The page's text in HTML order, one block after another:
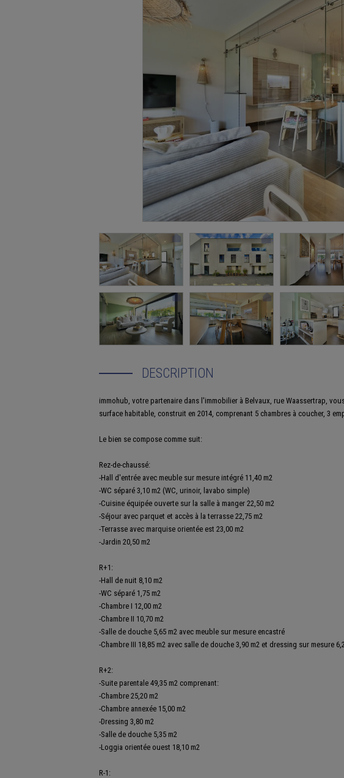
DESCRIPTION
immohub, votre partenaire dans l'immobilier à Belvaux, rue Waassertrap,
surface habitable, construit en 2014, comprenant 5 chambres à coucher, 3
Le bien se compose comme suit:
Rez-de-chaussé:
-Hall d'entrée avec meuble sur mesure intégré 11,40 m2
-WC séparé 3,10 m2 (WC, urinoir, lavabo simple)
-Cuisine équipée ouverte sur la salle à manger 22,50 m2
-Séjour avec parquet et accès à la terrasse 22,75 m2
-Terrasse avec marquise orientée est 23,00 m2
-Jardin 20,50 m2
R+1:
-Hall de nuit 8,10 m2
-WC séparé 1,75 m2
-Chambre I 12,00 m2
-Chambre II 10,70 m2
-Salle de douche 5,65 m2 avec meuble sur mesure encastré
-Chambre III 18,85 m2 avec salle de douche 3,90 m2 et dressing sur mesure
R+2:
-Suite parentale 49,35 m2 comprenant:
-Chambre 25,20 m2
-Chambre annexée 15,00 m2
-Dressing 3,80 m2
-Salle de douche 5,35 m2
-Loggia orientée ouest 18,10 m2
R-1: